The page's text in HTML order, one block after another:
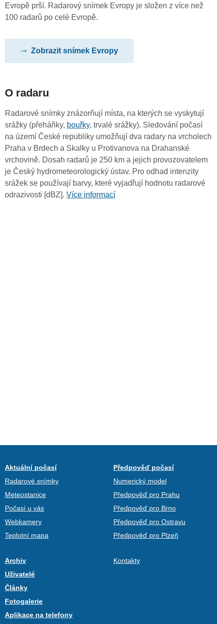
Evropě prší. Radarový snímek Evropy je složen z více než
100 radarů po celé Evropě.
Zobrazit snímek Evropy
O radaru
Radarové snímky znázorňují místa, na kterých se vyskytují
srážky (přeháňky, bouřky, trvalé srážky). Sledování počasí
na území České republiky umožňují dva radary na vrcholech
Praha v Brdech a Skalky u Protivanova na Drahanské
vrchovině. Dosah radarů je 250 km a jejich provozovatelem
je Český hydrometeorologický ústav. Pro odhad intenzity
srážek se používají barvy, které vyjadřují hodnotu radarové
odrazivosti [dBZ]. Více informací
Aktuální počasí
Radarové snímky
Meteostanice
Počasí u vás
Webkamery
Teplotní mapa
Předpověď počasí
Numerický model
Předpověď pro Prahu
Předpověď pro Brno
Předpověď pro Ostravu
Předpověď pro Plzeň
Archiv
Uživatelé
Články
Fotogalerie
Aplikace na telefony
Kontakty